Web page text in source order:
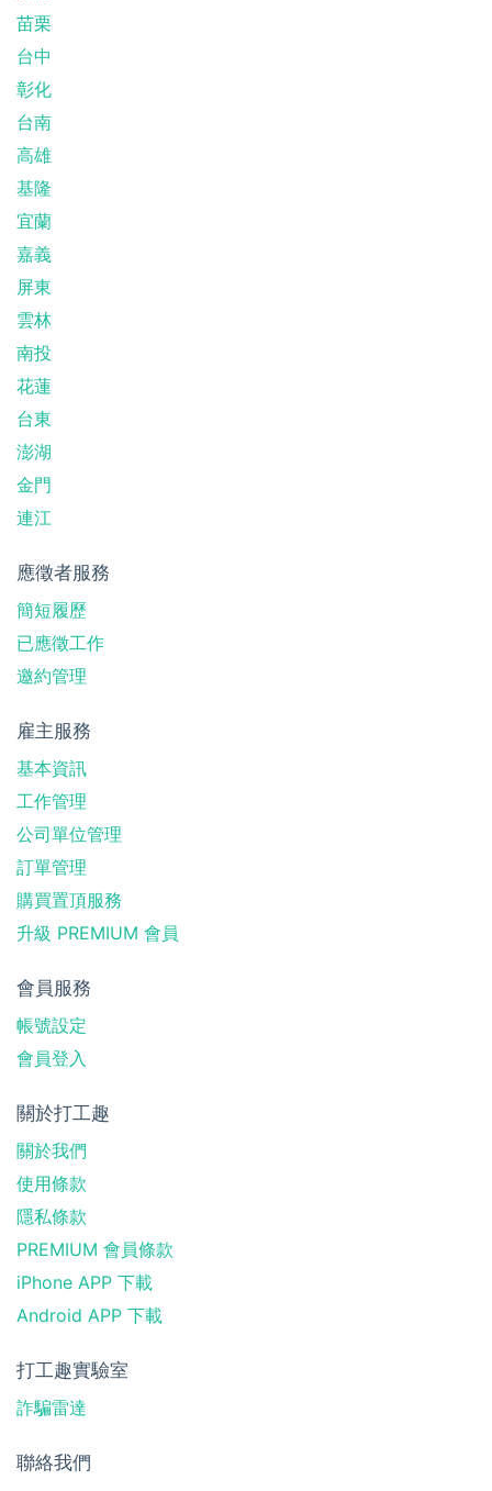
苗栗
台中
彰化
台南
高雄
基隆
宜蘭
嘉義
屏東
雲林
南投
花蓮
台東
澎湖
金門
連江
應徵者服務
簡短履歷
已應徵工作
邀約管理
雇主服務
基本資訊
工作管理
公司單位管理
訂單管理
購買置頂服務
升級 PREMIUM 會員
會員服務
帳號設定
會員登入
關於打工趣
關於我們
使用條款
隱私條款
PREMIUM 會員條款
iPhone APP 下載
Android APP 下載
打工趣實驗室
詐騙雷達
聯絡我們